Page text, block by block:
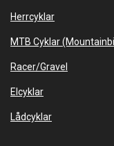
Herrcyklar
MTB Cyklar
Racer/Gravel
Elcyklar
Lådcyklar